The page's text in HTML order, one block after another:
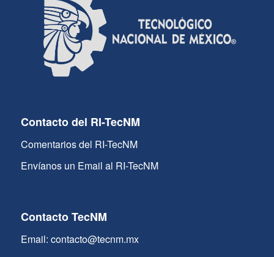
Contacto del RI-TecNM
Comentarios del RI-TecNM
Envíanos un Email al RI-TecNM
Contacto TecNM
Email: contacto@tecnm.mx